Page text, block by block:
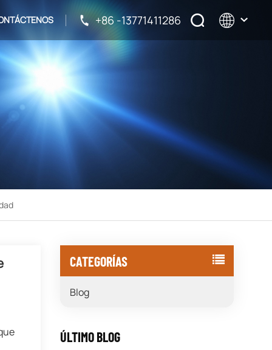
+86 -13771411286
русский
español
CATEGORÍAS
Blog
ÚLTIMO BLOG